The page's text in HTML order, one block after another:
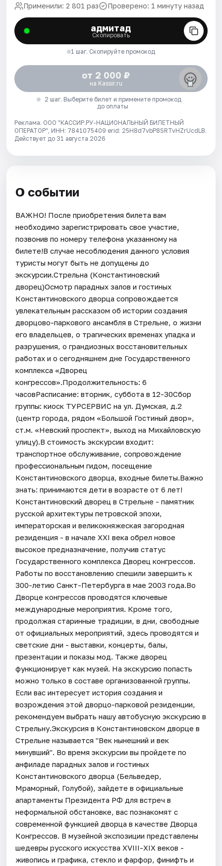
Применили: 2 801 раз Проверено: 1 минуту назад
адмитад
Скопировать
1 шаг. Скопируйте промокод
от 2 000 ₽
на Kassir.ru
2 шаг. Выберите билет и примените промокод
до оплаты
Реклама. ООО "КАССИР.РУ-НАЦИОНАЛЬНЫЙ БИЛЕТНЫЙ
ОПЕРАТОР", ИНН: 7841075409 erid: 25H8d7vbP8SRTvHZrUcdLB.
Действует до 31 августа 2026
О событии
ВАЖНО! После приобретения билета вам
необходимо зарегистрировать свое участие,
позвонив по номеру телефона указанному на
билете!В случае несоблюдения данного условия
туристы могут быть не допущены до
экскурсии.Стрельна (Константиновский
дворец)Осмотр парадных залов и гостиных
Константиновского дворца сопровождается
увлекательным рассказом об истории создания
дворцово-паркового ансамбля в Стрельне, о жизни
его владельцев, о трагических временах упадка и
разрушения, о грандиозных восстановительных
работах и о сегодняшнем дне Государственного
комплекса «Дворец
конгрессов».Продолжительность: 6
часовРасписание: вторник, суббота в 12-30Сбор
группы: киоск ТУРСЕРВИС на ул. Думская, д.2
(центр города, рядом «Большой Гостиный двор»,
ст.м. «Невский проспект», выход на Михайловскую
улицу).В стоимость экскурсии входит:
транспортное обслуживание, сопровождение
профессиональным гидом, посещение
Константиновского дворца, входные билеты.Важно
знать: принимаются дети в возрасте от 6 лет!
Константиновский дворец в Стрельне - памятник
русской архитектуры петровской эпохи,
императорская и великокняжеская загородная
резиденция - в начале XXI века обрел новое
высокое предназначение, получив статус
Государственного комплекса Дворец конгрессов.
Работы по восстановлению спешили завершить к
300-летию Санкт-Петербурга в мае 2003 года.Во
Дворце конгрессов проводятся ключевые
международные мероприятия. Кроме того,
продолжая старинные традиции, в дни, свободные
от официальных мероприятий, здесь проводятся и
светские дни - выставки, концерты, балы,
презентации и показы мод. Также дворец
функционирует как музей. На экскурсию попасть
можно только в составе организованной группы.
Если вас интересует история создания и
возрождения этой дворцо-парковой резиденции,
рекомендуем выбрать нашу автобусную экскурсию в
Стрельну.Экскурсия в Константиновском дворце в
Стрельне называется "Век нынешний и век
минувший". Во время экскурсии вы пройдете по
анфиладе парадных залов и гостиных
Константиновского дворца (Бельведер,
Мраморный, Голубой), зайдете в официальные
апартаменты Президента РФ для встреч в
неформальной обстановке, вас познакомят с
современной функцией дворца в качестве Дворца
Конгрессов. В музейной экспозиции представлены
шедевры русского искусства XVIII-XIX веков -
живопись и графика, стекло и фарфор, финифть и